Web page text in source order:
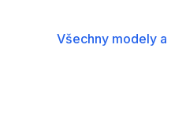
Všechny modely